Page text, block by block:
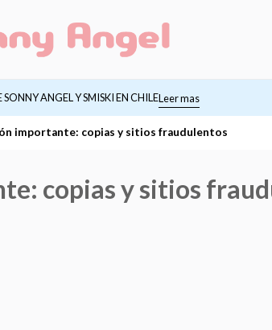
ANGEL Y SMISKI EN CHILELeer mas
importante: copias y sitios fraudulentos
copias y sitios